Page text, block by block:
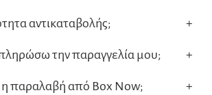
αντικαταβολής; +
την παραγγελία μου; +
η παραλαβή από Box Now; +